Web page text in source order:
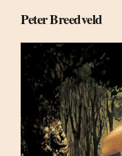
Peter Breedveld